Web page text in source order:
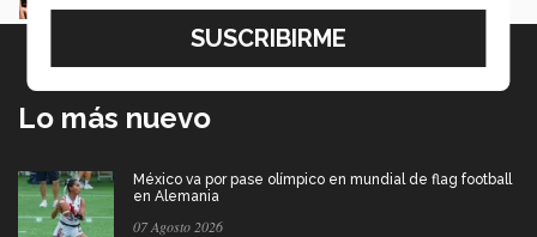
Lo más nuevo
México va por pase olímpico en mundial de flag football
en Alemania
07 Agosto 2026